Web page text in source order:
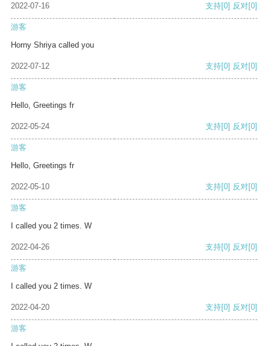
2022-07-16 支持[0] 反对[0]
游客
Horny Shriya called you
2022-07-12 支持[0] 反对[0]
游客
Hello, Greetings fr
2022-05-24 支持[0] 反对[0]
游客
Hello, Greetings fr
2022-05-10 支持[0] 反对[0]
游客
I called you 2 times. W
2022-04-26 支持[0] 反对[0]
游客
I called you 2 times. W
2022-04-20 支持[0] 反对[0]
游客